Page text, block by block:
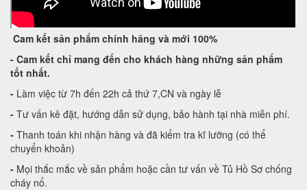
Cam kết sản phẩm chính hãng và mới 100%
- Cam kết chỉ mang đến cho khách hàng những sản phẩm
tốt nhất.
- Làm việc từ 7h đến 22h cả thứ 7,CN và ngày lễ
- Tư vấn kê đặt, hướng dẫn sử dụng, bảo hành tại nhà miễn phí.
- Thanh toán khi nhận hàng và đã kiểm tra kĩ lưỡng (có thể
chuyển khoản)
- Mọi thắc mắc về sản phẩm hoặc cần tư vấn về Tủ Hồ Sơ chống
cháy nổ.